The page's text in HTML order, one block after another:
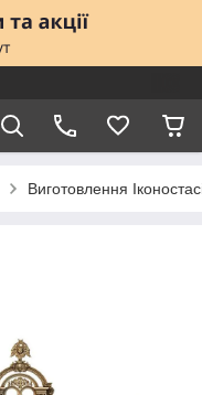
Виготовлення